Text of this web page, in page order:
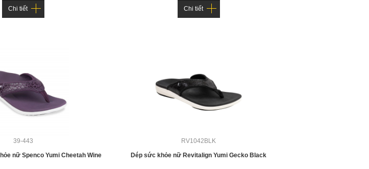
Chi tiết Chi tiết
39-443
nữ Spenco Yumi Cheetah Wine
RV1042BLK
Dép sức khỏe nữ Revitalign Yumi Gecko Black